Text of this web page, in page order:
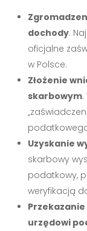
dochody.
oficjalne
w Polsce.
Złożenie
skarbowym
Uzyskanie
skarbowy
podatkowy,
weryfikacją
urzędowi